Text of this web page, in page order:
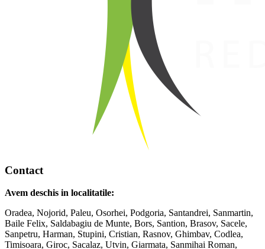
Contact
Avem deschis in localitatile:
Oradea, Nojorid, Paleu, Osorhei, Podgoria, Santandrei, Sanmartin,
Baile Felix, Saldabagiu de Munte, Bors, Santion, Brasov, Sacele,
Sanpetru, Harman, Stupini, Cristian, Rasnov, Ghimbav, Codlea,
Timisoara, Giroc, Sacalaz, Utvin, Giarmata, Sanmihai Roman,